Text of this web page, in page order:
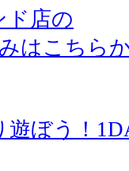
ド店の
はこちら
遊ぼう！